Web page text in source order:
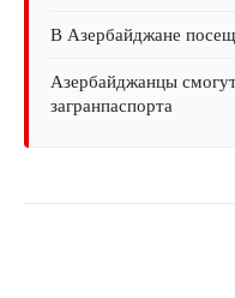
В Азербайджане
Азербайджанцы
загранпаспорта